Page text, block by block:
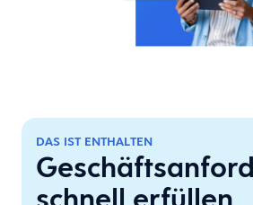
DAS IST ENTHALTEN